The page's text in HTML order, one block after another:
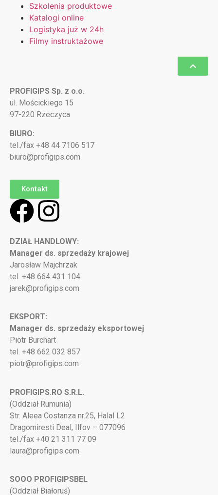
Szkolenia produktowe
Katalogi online
Logistyka już w 24h
Filmy instruktażowe
PROFIGIPS Sp. z o.o.
ul. Mościckiego 15
97-220 Rzeczyca
BIURO:
tel./fax +48 44 7106 517
biuro@profigips.com
Kontakt
DZIAŁ HANDLOWY:
Manager ds. sprzedaży krajowej
Jarosław Majchrzak
tel. +48 664 431 104
jarek@profigips.com
EKSPORT:
Manager ds. sprzedaży eksportowej
Piotr Burchart
tel. +48 662 032 857
piotr@profigips.com
PROFIGIPS.RO S.R.L.
(Oddział Rumunia)
Str. Aleea Costanza nr.25, Halal L2
Dragomiresti Deal, Ilfov – 077096
tel./fax +40 21 311 77 09
laura@profigips.com
SOOO PROFIGIPSBEL
(Oddział Białoruś)